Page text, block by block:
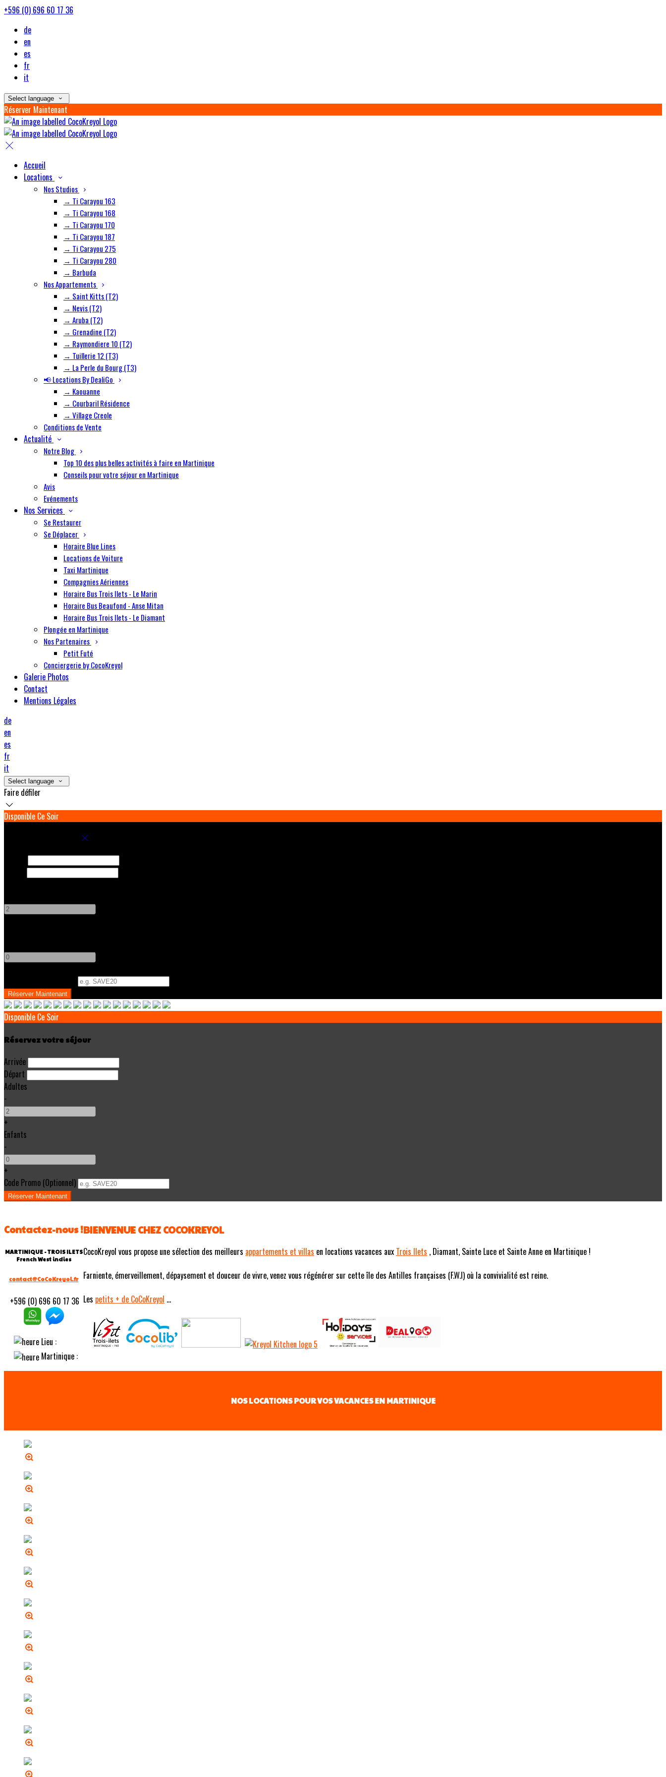
+596 (0) 696 60 17 36
de
en
es
fr
it
Select language
Réserver Maintenant
Accueil
Locations
Nos Studios
→ Ti Carayou 163
→ Ti Carayou 168
→ Ti Carayou 170
→ Ti Carayou 187
→ Ti Carayou 275
→ Ti Carayou 280
→ Barbuda
Nos Appartements
→ Saint Kitts (T2)
→ Nevis (T2)
→ Aruba (T2)
→ Grenadine (T2)
→ Raymondiere 10 (T2)
→ Tuillerie 12 (T3)
→ La Perle du Bourg (T3)
📢 Locations By DealiGo
→ Kaouanne
→ Courbaril Résidence
→ Village Creole
Conditions de Vente
Actualité
Notre Blog
Top 10 des plus belles activités à faire en Martinique
Conseils pour votre séjour en Martinique
Avis
Evénements
Nos Services
Se Restaurer
Se Déplacer
Horaire Blue Lines
Locations de Voiture
Taxi Martinique
Compagnies Aériennes
Horaire Bus Trois Ilets - Le Marin
Horaire Bus Beaufond - Anse Mitan
Horaire Bus Trois Ilets - Le Diamant
Plongée en Martinique
Nos Partenaires
Petit Futé
Conciergerie by CocoKreyol
Galerie Photos
Contact
Mentions Légales
de
en
es
fr
it
Select language
Faire défiler
Disponible Ce Soir
Disponible Ce Soir
Réservez votre séjour
Arrivée
Départ
Adultes
-
+
Enfants
-
+
Code Promo (Optionnel)
Contactez-nous !
MARTINIQUE - TROIS ILETS
French West indies
contact@CoCoKreyol.fr
+596 (0) 696 60 17 36
Lieu :
Martinique :
BIENVENUE CHEZ COCOKREYOL
CocoKreyol vous propose une sélection des meilleurs appartements et villas en locations vacances aux Trois Ilets , Diamant, Sainte Luce et Sainte Anne en Martinique !
Farniente, émerveillement, dépaysement et douceur de vivre, venez vous régénérer sur cette île des Antilles françaises (F.W.I) où la convivialité est reine.
Les petits + de CoCoKreyol ...
NOS LOCATIONS POUR VOS VACANCES EN MARTINIQUE